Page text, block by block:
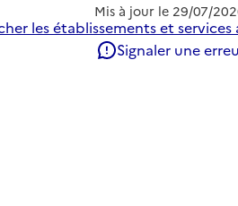
Mis à jour le 29/07/
les établissements et
Signaler une